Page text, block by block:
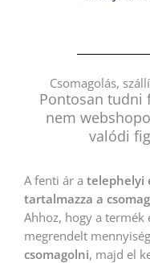
Csomagolás,
Pontosan tudni
nem
valódi
A fenti ár a telephelyi
tartalmazza a
Ahhoz, hogy a termék
megrendelt
csomagolni, majd el